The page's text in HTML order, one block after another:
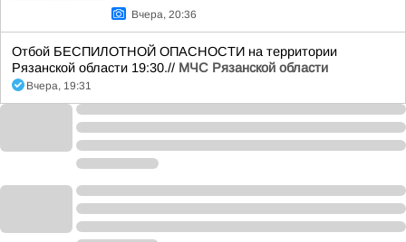
Вчера, 20:36
Отбой БЕСПИЛОТНОЙ ОПАСНОСТИ на территории
Рязанской области 19:30.// МЧС Рязанской области
Вчера, 19:31